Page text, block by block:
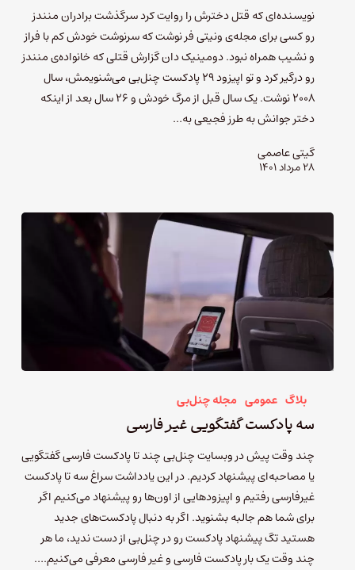
نویسنده‌ای که قتل دخترش را روایت کرد سرگذشت برادران منندز
رو کسی برای مجله‌ی ونیتی فر نوشت که سرنوشت خودش کم با فراز
و نشیب همراه نبود. دومینیک دان گزارش قتلی که خانواده‌ی منندز
رو درگیر کرد و تو اپیزود ۲۹ پادکست چنل‌بی می‌شنویمش، سال
۲۰۰۸ نوشت. یک سال قبل از مرگ خودش و ۲۶ سال بعد از اینکه
دختر جوانش به طرز فجیعی به…
گیتی عاصمی
۲۸ مرداد ۱۴۰۱
بلاگ عمومی مجله چنل‌بی
سه پادکست گفتگویی غیر فارسی
چند وقت پیش در وبسایت چنل‌بی چند تا پادکست فارسی گفتگویی
یا مصاحبه‌ای پیشنهاد کردیم. در این یادداشت سراغ سه تا پادکست
غیرفارسی رفتیم و اپیزودهایی از اون‌ها رو پیشنهاد می‌کنیم اگر
برای شما هم جالبه بشنوید. اگر به دنبال پادکست‌های جدید
هستید تگ پیشنهاد پادکست رو در چنل‌بی از دست ندید، ما هر
چند وقت یک بار پادکست فارسی و غیر فارسی معرفی می‌کنیم.…